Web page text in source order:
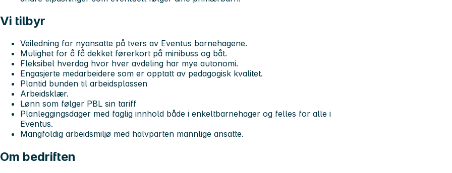
Vi tilbyr
Veiledning for nyansatte på tvers av Eventus barnehagene.
Mulighet for å få dekket førerkort på minibuss og båt.
Fleksibel hverdag hvor hver avdeling har mye autonomi.
Engasjerte medarbeidere som er opptatt av pedagogisk kvalitet.
Plantid bunden til arbeidsplassen
Arbeidsklær.
Lønn som følger PBL sin tariff
Planleggingsdager med faglig innhold både i enkeltbarnehager og felles for alle i
Eventus.
Mangfoldig arbeidsmiljø med halvparten mannlige ansatte.
Om bedriften